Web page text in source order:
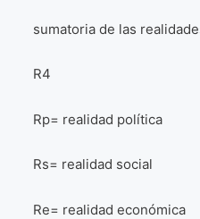
sumatoria de las
R4
Rp= realidad política
Rs= realidad social
Re= realidad económica